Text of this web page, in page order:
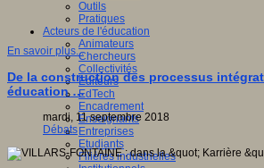
Outils
Pratiques
Acteurs de l'éducation
Animateurs
Chercheurs
Collectivités
Editeurs
EdTech
Encadrement
Enseignants
Entreprises
Etudiants
Filières industrielles
En savoir plus...
De la construction des processus
éducation …
mardi, 11 septembre 2018
Débats